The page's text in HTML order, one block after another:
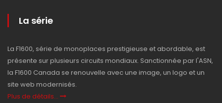
La série
La F1600, série de monoplaces prestigieuse et abordable, est
présente sur plusieurs circuits mondiaux. Sanctionnée par l'ASN,
la F1600 Canada se renouvelle avec une image, un logo et un
site web modernisés.
Plus de détails...